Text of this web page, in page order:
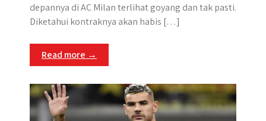
depannya di AC Milan terlihat goyang dan tak pasti.
Diketahui kontraknya akan habis […]
Read more →